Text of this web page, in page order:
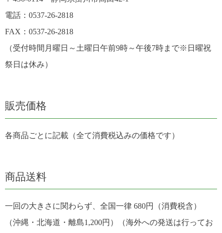
電話：0537-26-2818
FAX：0537-26-2818
（受付時間月曜日～土曜日午前9時～午後7時まで※日曜祝
祭日は休み）
販売価格
各商品ごとに記載（全て消費税込みの価格です）
商品送料
一回の大きさに関わらず、全国一律 680円（消費税含）
（沖縄・北海道・離島1,200円）（海外への発送は行ってお